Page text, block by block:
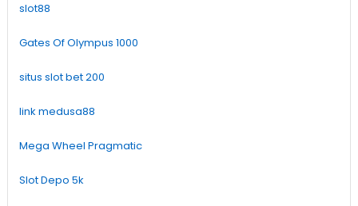
slot88
Gates Of Olympus 1000
situs slot bet 200
link medusa88
Mega Wheel Pragmatic
Slot Depo 5k